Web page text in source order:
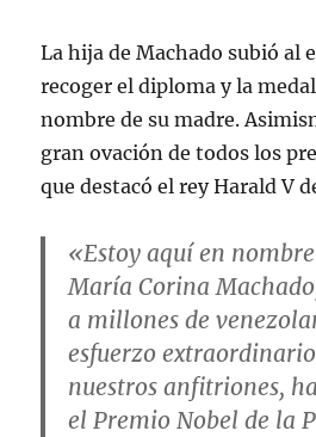
La hija de Machado subió al
recoger el diploma y la
nombre de su madre.
gran ovación de todos los
que destacó el rey Harald V
«Estoy aquí en
María Corina
a millones de
esfuerzo extraordinario
nuestros anfitriones,
el Premio Nobel de la